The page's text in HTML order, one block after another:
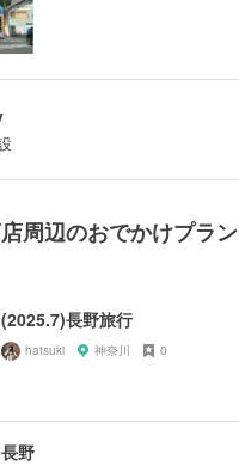
周辺のおでかけプラン
(2025.7)長野旅行
hatsuki 神奈川 0
長野